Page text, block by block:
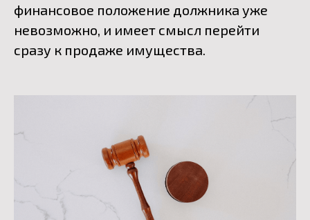
финансовое положение должника уже
невозможно, и имеет смысл перейти
сразу к продаже имущества.